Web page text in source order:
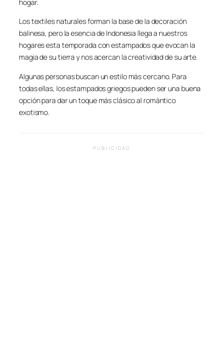
hogar.
Los textiles naturales forman la base de la decoración
balinesa, pero la esencia de Indonesia llega a nuestros
hogares esta temporada con estampados que evocan la
magia de su tierra y nos acercan la creatividad de su arte.
Algunas personas buscan un estilo más cercano. Para
todas ellas, los estampados griegos pueden ser una buena
opción para dar un toque más clásico al romántico
exotismo.
PUBLICIDAD